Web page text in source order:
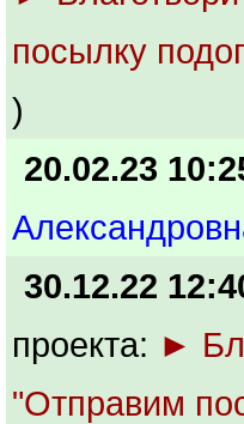
посылку
)
20.02.23
30.12.22
проекта: ►
"Отправим